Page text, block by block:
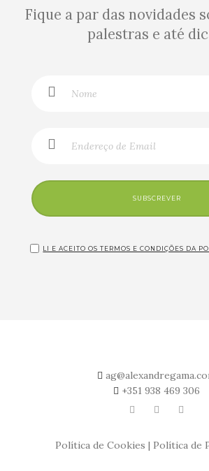
Fique a par das novidades
palestras e até
SUBSCREVER
LI E ACEITO OS TERMOS E CONDIÇÕES DA
+351 938 469 306
Política de Cookies | Política de